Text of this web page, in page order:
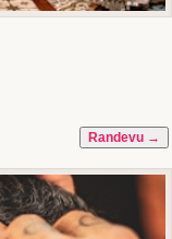
Randevu →